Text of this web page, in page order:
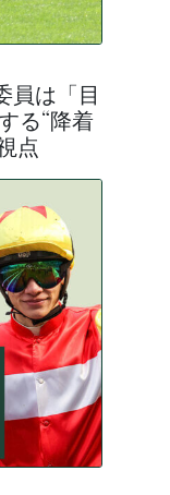
員は「目
る“降着
点